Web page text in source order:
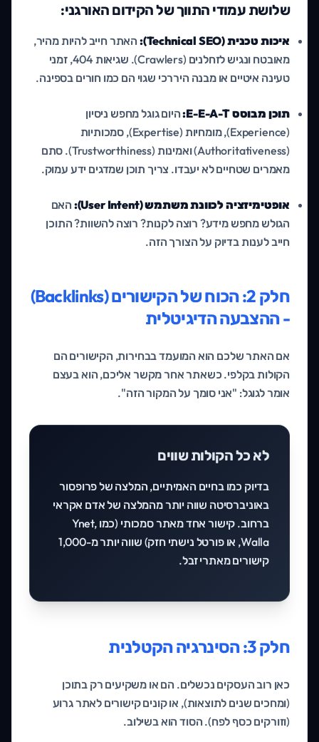
שלושת עמודי התווך של הקידום האורגני:
איכות טכנית (Technical SEO):
האתר חייב להיות מהיר,
מאובטח ונגיש לזחלנים (Crawlers). שגיאות 404, זמני
טעינה איטיים או מבנה היררכי שגוי הם כמו חורים בספינה.
תוכן מבוסס E-E-A-T:
היום גוגל מחפש ניסיון
(Experience), מומחיות (Expertise), סמכותיות
(Authoritativeness) ואמינות (Trustworthiness). סתם
מאמרים שטחיים לא יעבדו. צריך תוכן שמדגים ידע עמוק.
אופטימיזציה לכוונת משתמש (User Intent):
האם
הגולש מחפש מידע? רוצה לקנות? רוצה להשוות? התוכן
חייב לענות בדיוק על הצורך הזה.
חלק 2: הכוח של הקישורים (Backlinks)
- ההצבעה הדיגיטלית
אם האתר שלכם הוא המועמד בבחירות, הקישורים הם
הקולות בקלפי. כשאתר אחר מקשר אליכם, הוא בעצם
אומר לגוגל: "אני סומך על המקור הזה".
לא כל הקולות שווים
בדיוק כמו בחיים האמיתיים, המלצה של פרופסור
באוניברסיטה שווה יותר מהמלצה של אדם אקראי
ברחוב. קישור אחד מאתר סמכותי (כמו Ynet,
Walla, או פורטל נישתי חזק) שווה יותר מ-1,000
קישורים מאתרי זבל.
חלק 3: הסינרגיה הקטלנית
כאן רוב העסקים נכשלים. הם או משקיעים רק בתוכן
(ומחכים שנים לתוצאות), או קונים קישורים לאתר גרוע
(וזורקים כסף לפח). הסוד הוא בשילוב.